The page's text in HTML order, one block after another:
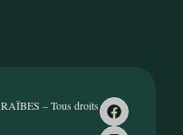
– Tous droits